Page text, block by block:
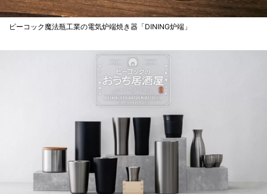
ピーコック魔法瓶工業の電気炉端焼き器「DINING炉端」